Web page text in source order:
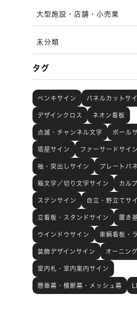
大型施設・店舗・小売業
未分類
タグ
ペンキサイン パネルカットサ
デザインクロス ネオン看板
点滅・チャンネル文字 ポール
塔屋サイン ファーサードサイン
袖・突出しサイン プレートパ
箱文字／切り文字サイン カル
ステンサイン 自立・野立てサ
立看板・スタンドサイン 置き
ウインドウサイン 車輌看板・
装飾デザインサイン オーニン
室内札・室内案内サイン
懸垂幕・横断幕・メッシュ幕